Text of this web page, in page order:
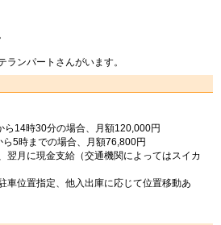
ンパートさんがいます。
14時30分の場合、月額120,000円
5時までの場合、月額76,800円
月に現金支給（交通機関によってはスイカ
車位置指定、他入出庫に応じて位置移動あ